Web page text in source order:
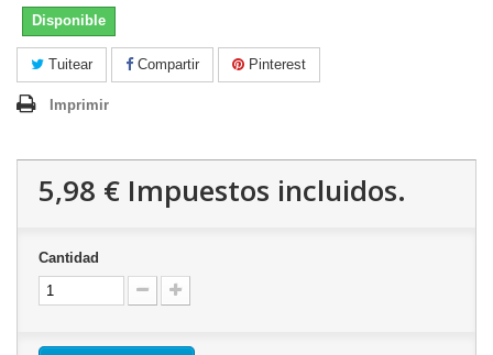
Disponible
Tuitear Compartir Pinterest
Imprimir
5,98 € Impuestos incluidos.
Cantidad